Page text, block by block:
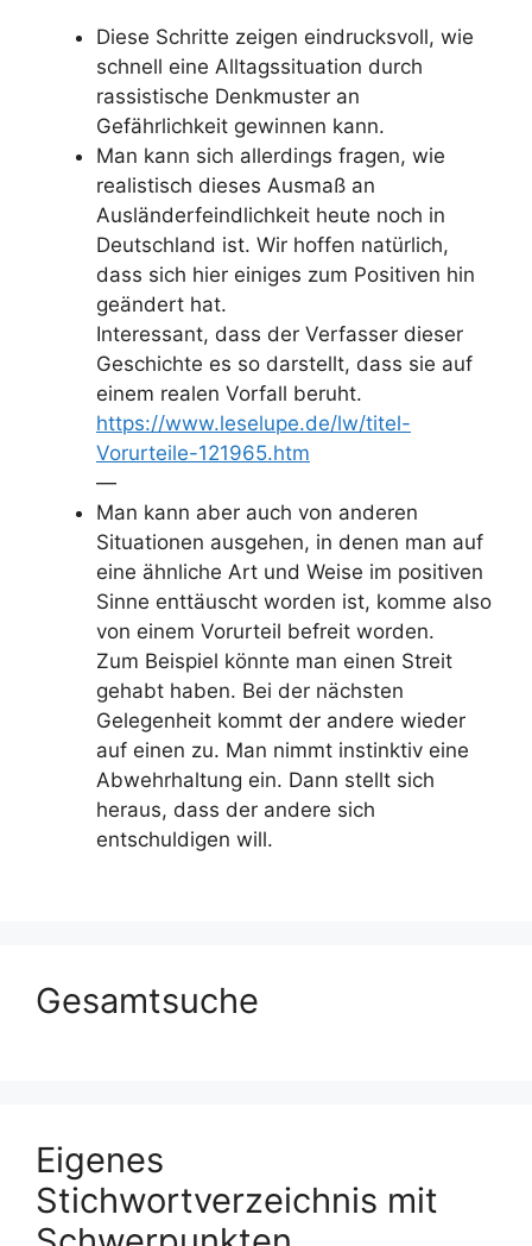
Diese Schritte zeigen eindrucksvoll, wie
schnell eine Alltagssituation durch
rassistische Denkmuster an
Gefährlichkeit gewinnen kann.
Man kann sich allerdings fragen, wie
realistisch dieses Ausmaß an
Ausländerfeindlichkeit heute noch in
Deutschland ist. Wir hoffen natürlich,
dass sich hier einiges zum Positiven hin
geändert hat.
Interessant, dass der Verfasser dieser
Geschichte es so darstellt, dass sie auf
einem realen Vorfall beruht.
https://www.leselupe.de/lw/titel-
Vorurteile-121965.htm
—
Man kann aber auch von anderen
Situationen ausgehen, in denen man auf
eine ähnliche Art und Weise im positiven
Sinne enttäuscht worden ist, komme also
von einem Vorurteil befreit worden.
Zum Beispiel könnte man einen Streit
gehabt haben. Bei der nächsten
Gelegenheit kommt der andere wieder
auf einen zu. Man nimmt instinktiv eine
Abwehrhaltung ein. Dann stellt sich
heraus, dass der andere sich
entschuldigen will.
Gesamtsuche
Eigenes
Stichwortverzeichnis mit